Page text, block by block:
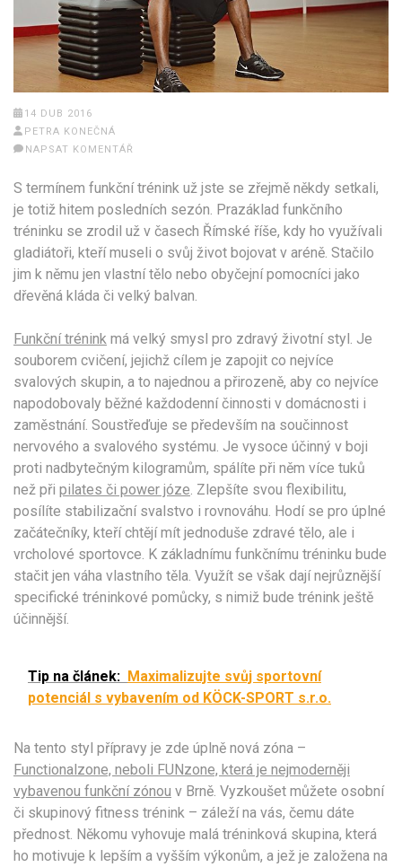
14 DUB 2016
PETRA KONEČNÁ
NAPSAT KOMENTÁŘ
S termínem funkční trénink už jste se zřejmě někdy setkali,
je totiž hitem posledních sezón. Prazáklad funkčního
tréninku se zrodil už v časech Římské říše, kdy ho využívali
gladiátoři, kteří museli o svůj život bojovat v aréně. Stačilo
jim k němu jen vlastní tělo nebo obyčejní pomocníci jako
dřevěná kláda či velký balvan.
Funkční trénink má velký smysl pro zdravý životní styl. Je
souborem cvičení, jejichž cílem je zapojit co nejvíce
svalových skupin, a to najednou a přirozeně, aby co nejvíce
napodobovaly běžné každodenní činnosti v domácnosti i
zaměstnání. Soustřeďuje se především na součinnost
nervového a svalového systému. Je vysoce účinný v boji
proti nadbytečným kilogramům, spálíte při něm více tuků
než při pilates či power józe . Zlepšíte svou flexibilitu,
posílíte stabilizační svalstvo i rovnováhu. Hodí se pro úplné
začátečníky, kteří chtějí mít jednoduše zdravé tělo, ale i
vrcholové sportovce. K základnímu funkčnímu tréninku bude
stačit jen váha vlastního těla. Využít se však dají nejrůznější
specifické tréninkové pomůcky, s nimiž bude trénink ještě
účinnější.
Tip na článek: Maximalizujte svůj sportovní
potenciál s vybavením od KÖCK-SPORT s.r.o.
Na tento styl přípravy je zde úplně nová zóna –
Functionalzone, neboli FUNzone, která je nejmoderněji
vybavenou funkční zónou v Brně. Vyzkoušet můžete osobní
či skupinový fitness trénink – záleží na vás, čemu dáte
přednost. Někomu vyhovuje malá tréninková skupina, která
ho motivuje k lepším a vyšším výkonům, a jež je založena na